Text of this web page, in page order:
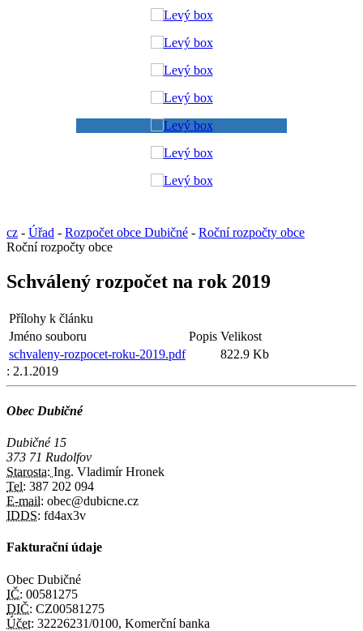
cz - Úřad - Rozpočet obce Dubičné - Roční rozpočty obce
Roční rozpočty obce
Schválený rozpočet na rok 2019
Přílohy k článku
Jméno souboru
Popis Velikost
schvaleny-rozpocet-roku-2019.pdf
822.9 Kb
: 2.1.2019
Obec Dubičné
Dubičné 15
373 71 Rudolfov
Starosta: Ing. Vladimír Hronek
Tel: 387 202 094
E-mail: obec@dubicne.cz
IDDS: fd4ax3v
Fakturační údaje
Obec Dubičné
IČ: 00581275
DIČ: CZ00581275
Účet: 32226231/0100, Komerční banka